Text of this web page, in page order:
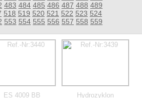
483 484 485 486 487 488 489
518 519 520 521 522 523 524
553 554 555 556 557 558 559
ES 4009 BB Hydrozyklon